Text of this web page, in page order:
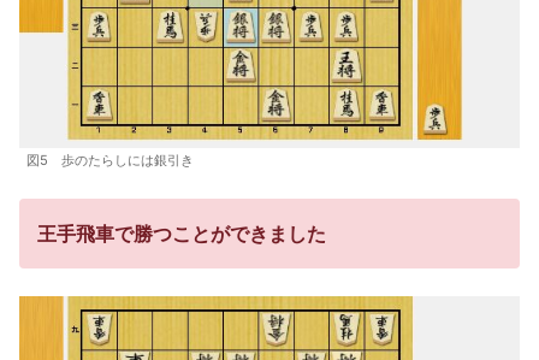
図5 歩のたらしには銀引き
王手飛車で勝つことができました